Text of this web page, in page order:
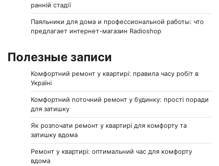
ранній стадії
Паяльники для дома и профессиональной работы: что
предлагает интернет-магазин Radioshop
Полезные записи
Комфортний ремонт у квартирі: правила часу робіт в
Україні
Комфортний поточний ремонт у будинку: прості поради
для затишку
Як розпочати ремонт у квартирі для комфорту та
затишку вдома
Ремонт у квартирі: оптимальний час для комфорту
вдома